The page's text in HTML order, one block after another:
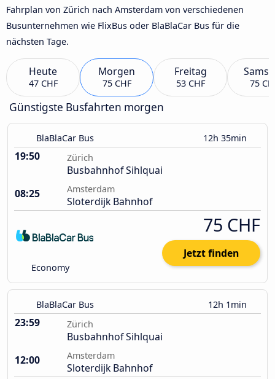
Fahrplan von Zürich nach Amsterdam von verschiedenen
Busunternehmen wie FlixBus oder BlaBlaCar Bus für die
nächsten Tage.
Heute
47 CHF
Morgen
75 CHF
Freitag
53 CHF 75
Günstigste Busfahrten morgen
BlaBlaCar Bus 12h 35min
19:50 Zürich
Busbahnhof Sihlquai
08:25
Amsterdam
Sloterdijk Bahnhof
Economy
75 CHF
Jetzt finden
BlaBlaCar Bus 12h 1min
23:59 Zürich
Busbahnhof Sihlquai
12:00
Amsterdam
Sloterdijk Bahnhof